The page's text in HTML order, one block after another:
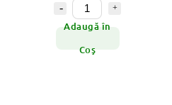
Adaugă în
Coş